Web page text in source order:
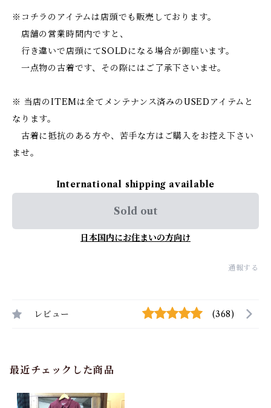
※コチラのアイテムは店頭でも販売しております。
店舗の営業時間内ですと、
行き違いで店頭にてSOLDになる場合が御座います。
一点物の古着です、その際にはご了承下さいませ。
※ 当店のITEMは全てメンテナンス済みのUSEDアイテムと
なります。
古着に抵抗のある方や、苦手な方はご購入をお控え下さい
ませ。
International shipping available
Sold out
日本国内にお住まいの方向け
通報する
レビュー (368)
最近チェックした商品